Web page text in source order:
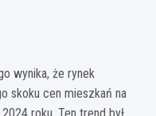
wynika, że rynek
skoku cen mieszkań na